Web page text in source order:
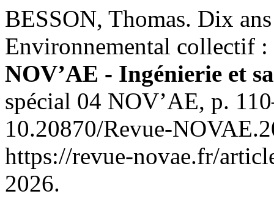
BESSON, Thomas. Dix
Environnemental collectif :
NOV’AE - Ingénierie et
spécial 04 NOV’AE, p.
10.20870/Revue-
https://revue-novae.fr/
2026.